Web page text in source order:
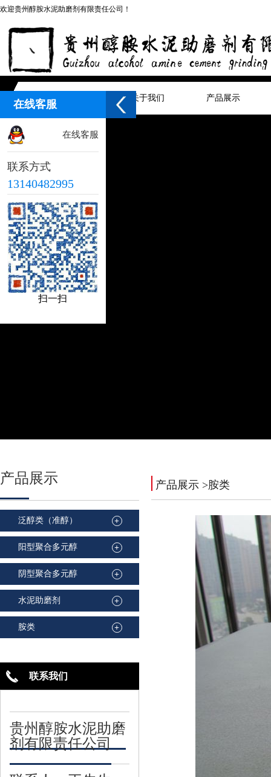
欢迎贵州醇胺水泥助磨剂有限责任公司！
网站首页 关于我们 产品展示
产品展示
泛醇类（准醇） +
阳型聚合多元醇 +
阴型聚合多元醇 +
水泥助磨剂 +
胺类 +
联系我们
贵州醇胺水泥助磨
剂有限责任公司
产品展示 >胺类
在线客服
在线客服
联系方式
13140482995
扫一扫